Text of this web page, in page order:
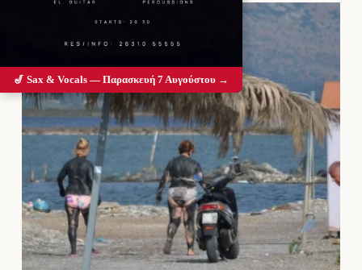
🎷 Sax & Vocals — Παρασκευή 7 Αυγούστου →